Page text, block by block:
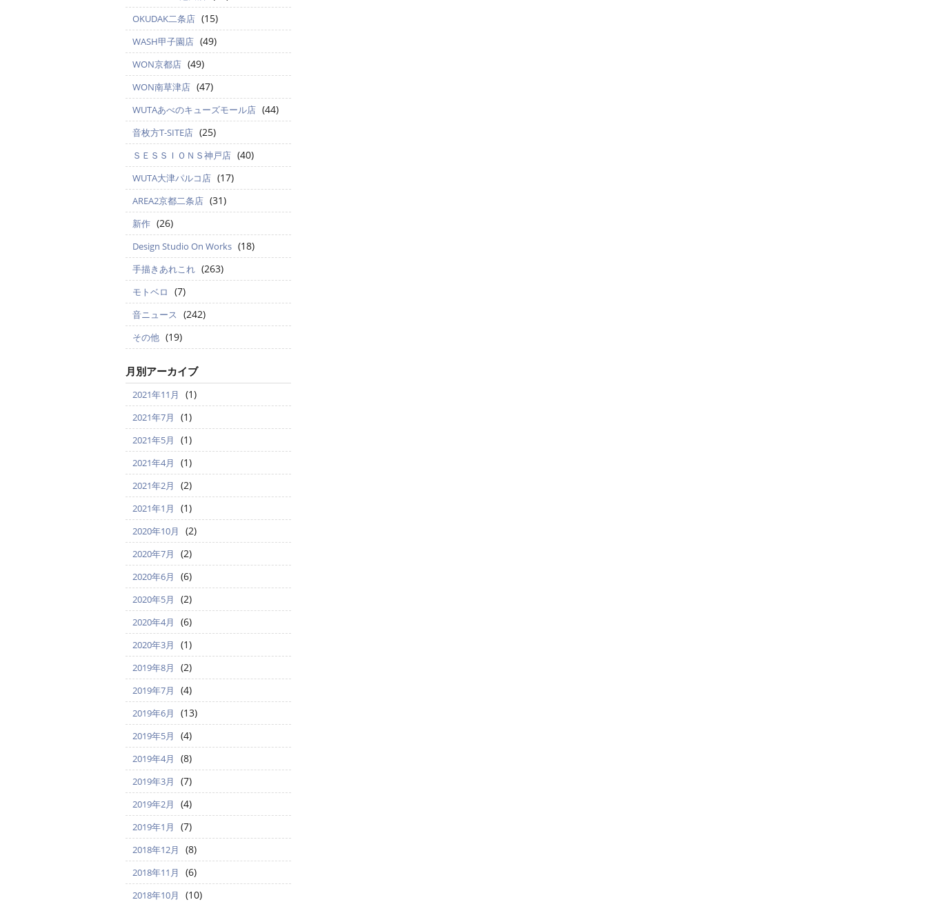
OKUDAK二条店 (15)
WASH甲子園店 (49)
WON京都店 (49)
WON南草津店 (47)
WUTAあべのキューズモール店 (44)
音枚方T-SITE店 (25)
ＳＥＳＳＩＯＮＳ神戸店 (40)
WUTA大津パルコ店 (17)
AREA2京都二条店 (31)
新作 (26)
Design Studio On Works (18)
手描きあれこれ (263)
モトベロ (7)
音ニュース (242)
その他 (19)
月別アーカイブ
2021年11月 (1)
2021年7月 (1)
2021年5月 (1)
2021年4月 (1)
2021年2月 (2)
2021年1月 (1)
2020年10月 (2)
2020年7月 (2)
2020年6月 (6)
2020年5月 (2)
2020年4月 (6)
2020年3月 (1)
2019年8月 (2)
2019年7月 (4)
2019年6月 (13)
2019年5月 (4)
2019年4月 (8)
2019年3月 (7)
2019年2月 (4)
2019年1月 (7)
2018年12月 (8)
2018年11月 (6)
2018年10月 (10)